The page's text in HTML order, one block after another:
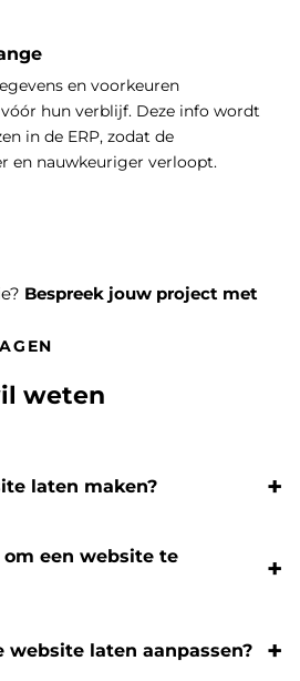
en voorkeuren
hun verblijf. Deze info wordt
in de ERP, zodat de
en nauwkeuriger verloopt.
Bespreek jouw project met
weten
laten maken?
een website te
laten aanpassen?